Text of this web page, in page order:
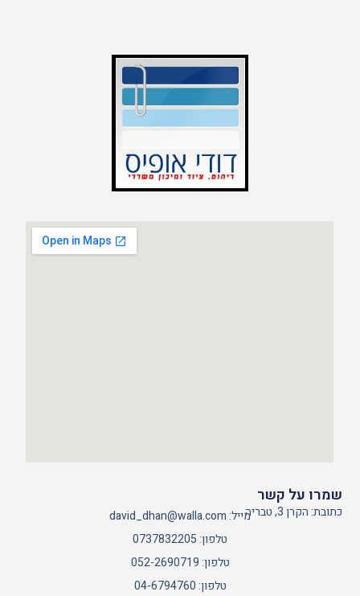
שמרו על קשר
כתובת: הקרן 3, טבריה
מייל: david_dhan@walla.com
טלפון: 0737832205
טלפון: 052-2690719
טלפון: 04-6794760